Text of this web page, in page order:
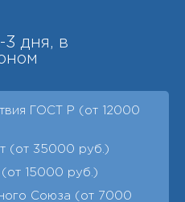
3 дня, в
ГОСТ Р (от 12000
(от 35000 руб.)
(от 15000 руб.)
Союза (от 7000